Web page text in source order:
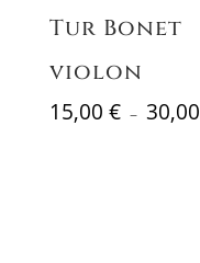
Tur Bonet
violon
15,00 € – 30,00